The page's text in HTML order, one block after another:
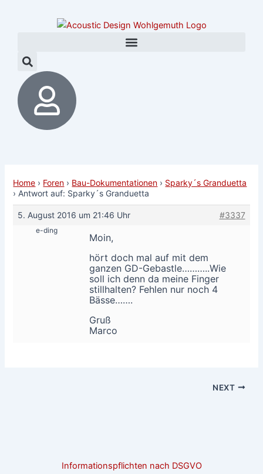
Home › Foren › Bau-Dokumentationen › Sparky´s Granduetta
› Antwort auf: Sparky´s Granduetta
5. August 2016 um 21:46 Uhr #3337
e-ding
Moin,
hört doch mal auf mit dem
ganzen GD-Gebastle………..Wie
soll ich denn da meine Finger
stillhalten? Fehlen nur noch 4
Bässe…….
Gruß
Marco
NEXT
Informationspflichten nach DSGVO